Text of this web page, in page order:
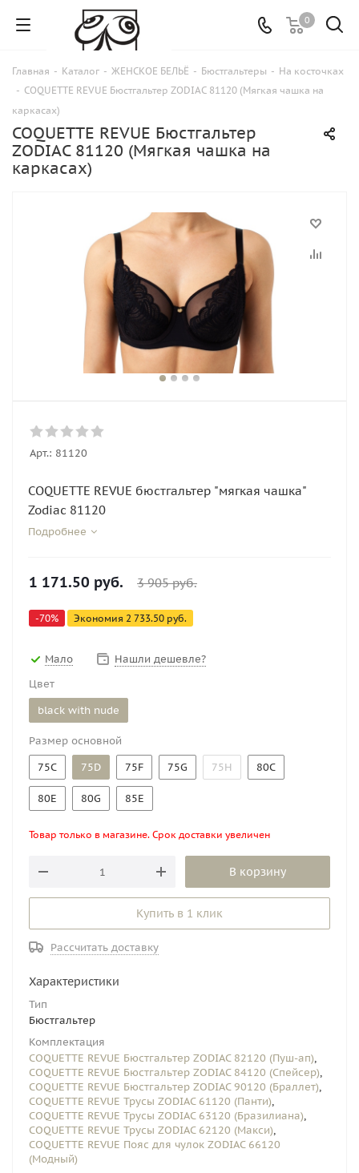
0
Главная - Каталог - ЖЕНСКОЕ БЕЛЬЁ - Бюстгальтеры - На косточках
- COQUETTE REVUE Бюстгальтер ZODIAC 81120 (Мягкая чашка на
каркасах)
COQUETTE REVUE Бюстгальтер
ZODIAC 81120 (Мягкая чашка на
каркасах)
Арт.: 81120
COQUETTE REVUE бюстгальтер "мягкая чашка"
Zodiac 81120
Подробнее
1 171.50 руб. 3 905руб.
-70% Экономия 2 733.50 руб.
Мало
Нашли дешевле?
Цвет
black with nude
Размер основной
75C
75D 75F 75G 75H 80C
80E 80G 85E
Товар только в магазине. Срок доставки увеличен
В корзину
Купить в 1 клик
Рассчитать доставку
Характеристики
Тип
Бюстгальтер
Комплектация
COQUETTE REVUE Бюстгальтер ZODIAC 82120 (Пуш-ап),
COQUETTE REVUE Бюстгальтер ZODIAC 84120 (Спейсер),
COQUETTE REVUE Бюстгальтер ZODIAC 90120 (Браллет),
COQUETTE REVUE Трусы ZODIAC 61120 (Панти),
COQUETTE REVUE Трусы ZODIAC 63120 (Бразилиана),
COQUETTE REVUE Трусы ZODIAC 62120 (Макси),
COQUETTE REVUE Пояс для чулок ZODIAC 66120
(Модный)